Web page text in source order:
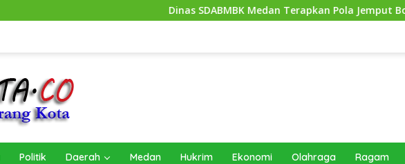
Dinas SDABMBK Medan Terapkan Pola Jemput Bola, Percepat
Politik Daerah Medan Hukrim Ekonomi Olahraga Ragam